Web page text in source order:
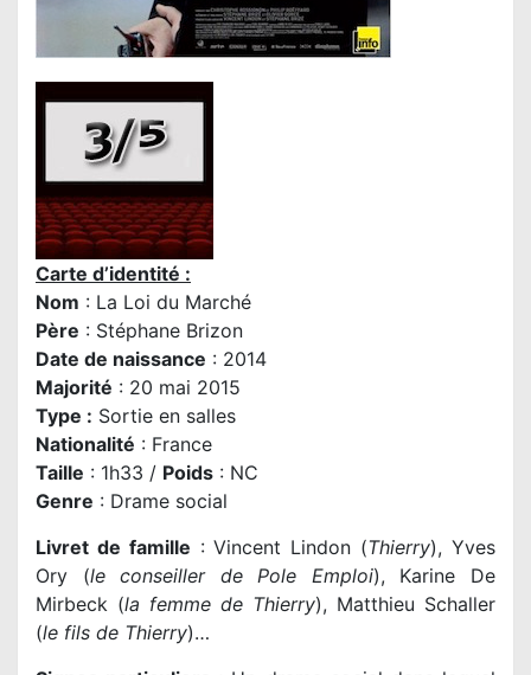
Carte d’identité :
Nom : La Loi du Marché
Père : Stéphane Brizon
Date de naissance : 2014
Majorité : 20 mai 2015
Type : Sortie en salles
Nationalité : France
Taille : 1h33 / Poids : NC
Genre : Drame social
Livret de famille : Vincent Lindon (Thierry), Yves
Ory (le conseiller de Pole Emploi), Karine De
Mirbeck (la femme de Thierry), Matthieu Schaller
(le fils de Thierry)…